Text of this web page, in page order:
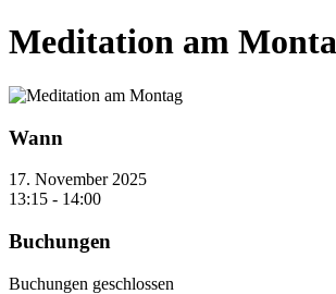
Meditation am
Wann
17. November 2025
13:15 - 14:00
Buchungen
Buchungen geschlossen